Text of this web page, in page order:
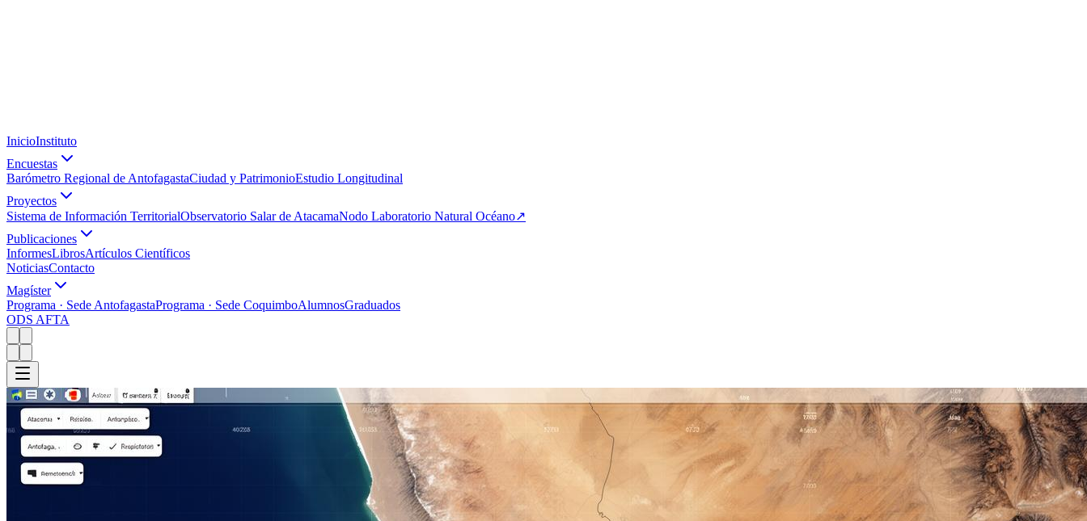
InicioInstituto
Encuestas
Barómetro Regional de AntofagastaCiudad y PatrimonioEstudio Longitudinal
Proyectos
Sistema de Información TerritorialObservatorio Salar de AtacamaNodo Laboratorio Natural Océano↗
Publicaciones
InformesLibrosArtículos Científicos
NoticiasContacto
Magíster
Programa · Sede AntofagastaPrograma · Sede CoquimboAlumnosGraduados
ODS AFTA